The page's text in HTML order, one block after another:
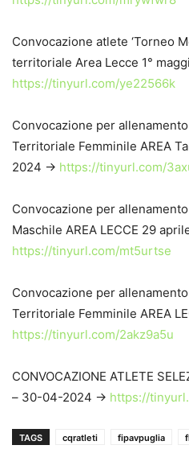
Convocazione atlete ‘Torneo
territoriale Area Lecce 1°
https://tinyurl.com/ye22566k
Convocazione per
Territoriale Femminile AREA
2024 -> https://tinyurl.com/
Convocazione per
Maschile AREA LECCE 29
https://tinyurl.com/mt5urtse
Convocazione per
Territoriale Femminile AREA
https://tinyurl.com/2akz9a5u
CONVOCAZIONE ATLETE
– 30-04-2024 -> https://
TAGS cqratleti fipavpuglia